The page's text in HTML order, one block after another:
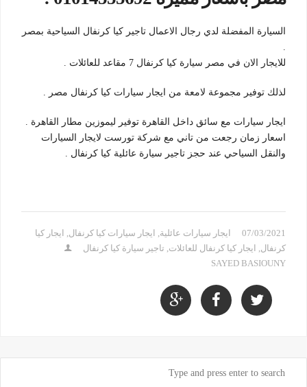
السيارة المفضلة لدي رجال الاعمال تاجير كيا كرنفال السياحية بمصر
.
للايجار الان في مصر سيارة كيا كرنفال 7 مقاعد للعائلات .
لذلك توفير مجموعة لامعة من ايجار سيارات كيا كرنفال مصر .
ايجار سيارات مع سائق داخل القاهرة توفير ليموزين مطار القاهرة .
اسعار زمان رجعت من تاني مع شركة تورست لايجار السيارات
والنقل السياحي عند حجز تاجير سيارة عائلية كيا كرنفال .
07/03/2021 ايجار سيارات عائلية, ايجار سيارات كيا كرنفال, ايجار كيا
كرنفال, ايجار كيا كرنفال للعائلات, تاجير سيارة كيا كرنفال
SAYED BASIOUNY